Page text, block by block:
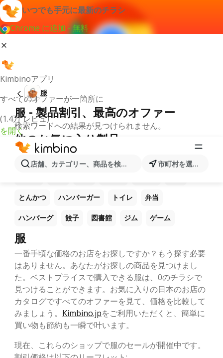
いつでも手元に最新のチラシ
Chrome に追加 - 無料
Kimbinoアプリ
すべてのオファーが一箇所に
(1.4万 レビュ)
を開く
店舗、カテゴリー、商品を検索... 市町村を選択します
服
服 - 製品割引、最高のオファー
検索ワードへの結果が見つけられません。
他のお気に入り製品
とんかつ ハンバーガー トイレ 弁当
ハンバーグ 餃子 図書館 ジム ゲーム
服
一番手頃な価格のお店をお探しですか？もう探す必要
はありません。あなたがお探しの商品を見つけまし
た。ベストプライスで購入できる服は、0のチラシで
見つけることができます。お気に入りの日本のお店の
カタログですべてのオファーを見て、価格を比較して
みましょう。 Kimbino.jpをご利用いただくと、簡単に
買い物も節約も一瞬で叶います。
現在、これらのショップで服のセールが開催中です。